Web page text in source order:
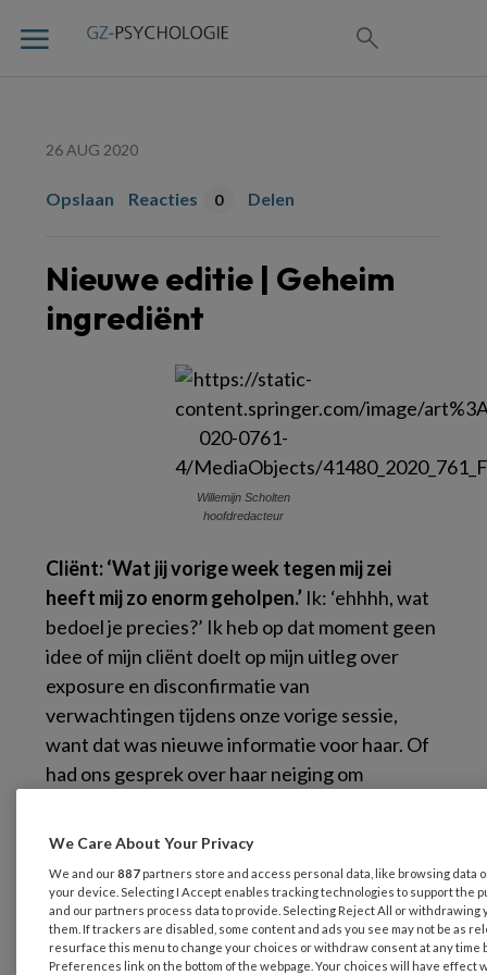
26 AUG 2020
Opslaan Reacties 0 Delen
Nieuwe editie | Geheim
ingrediënt
Willemijn Scholten
hoofdredacteur
Cliënt: ‘Wat jij vorige week tegen mij zei
heeft mij zo enorm geholpen.’ Ik: ‘ehhhh, wat
bedoel je precies?’ Ik heb op dat moment geen
idee of mijn cliënt doelt op mijn uitleg over
exposure en disconfirmatie van
verwachtingen tijdens onze vorige sessie,
want dat was nieuwe informatie voor haar. Of
had ons gesprek over haar neiging om
weer aan de slag te gaan? Dat was namelijk
vond dat ik wat rustiger aan moest doen,
daardoor voelde ik me zo begrepen, dat heeft
me zoveel rust gegeven.’ Ik ben oprecht
We Care About Your Privacy
We and our887 partners store and access personal data, like browsing data
your device. Selecting I Accept enables tracking technologies to support the
and our partners process data to provide. Selecting Reject All or withdrawing
them. If trackers are disabled, some content and ads you see may not be as
resurface this menu to change your choices or withdraw consent at any time
Preferences link on the bottom of the webpage. Your choices will have effect